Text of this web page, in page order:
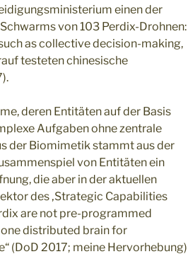
einen der
von 103 Perdix-Drohnen:
as collective decision-making,
testeten chinesische
deren Entitäten auf der Basis
Aufgaben ohne zentrale
der Biomimetik stammt aus der
von Entitäten ein
die aber in der aktuellen
des ‚Strategic Capabilities
are not pre-programmed
one distributed brain for
(DoD 2017; meine Hervorhebung)